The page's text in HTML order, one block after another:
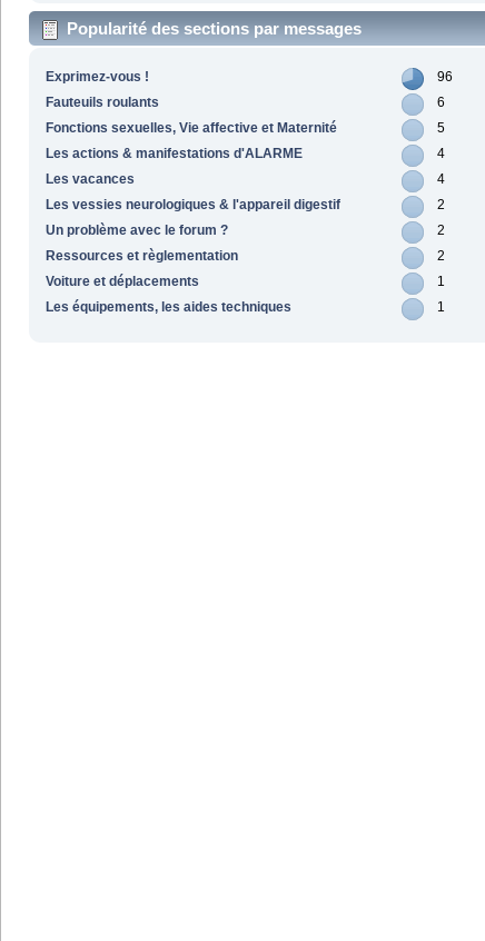
Popularité des sections par messages
Exprimez-vous !
96
Fauteuils roulants
6
Fonctions sexuelles, Vie affective et Maternité
5
Les actions & manifestations d'ALARME
4
Les vacances
4
Les vessies neurologiques & l'appareil digestif
2
Un problème avec le forum ?
2
Ressources et règlementation
2
Voiture et déplacements
1
Les équipements, les aides techniques
1